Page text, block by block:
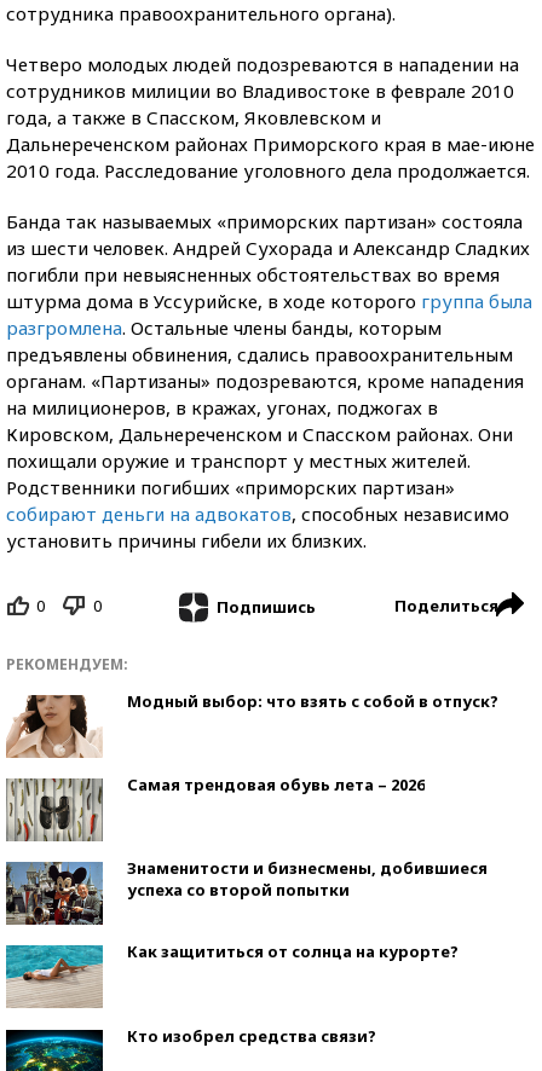
сотрудника правоохранительного органа).
Четверо молодых людей подозреваются в нападении на
сотрудников милиции во Владивостоке в феврале 2010
года, а также в Спасском, Яковлевском и
Дальнереченском районах Приморского края в мае-июне
2010 года. Расследование уголовного дела продолжается.
Банда так называемых «приморских партизан» состояла
из шести человек. Андрей Сухорада и Александр Сладких
погибли при невыясненных обстоятельствах во время
штурма дома в Уссурийске, в ходе которого группа была
разгромлена. Остальные члены банды, которым
предъявлены обвинения, сдались правоохранительным
органам. «Партизаны» подозреваются, кроме нападения
на милиционеров, в кражах, угонах, поджогах в
Кировском, Дальнереченском и Спасском районах. Они
похищали оружие и транспорт у местных жителей.
Родственники погибших «приморских партизан»
собирают деньги на адвокатов, способных независимо
установить причины гибели их близких.
0 0 Подпишись Поделиться
РЕКОМЕНДУЕМ:
Модный выбор: что взять с собой в отпуск?
Самая трендовая обувь лета – 2026
Знаменитости и бизнесмены, добившиеся
успеха со второй попытки
Как защититься от солнца на курорте?
Кто изобрел средства связи?